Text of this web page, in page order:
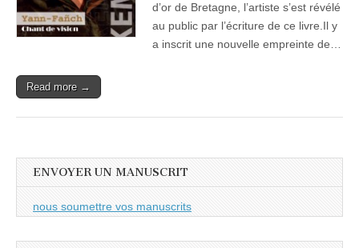
d’or de Bretagne, l’artiste s’est révélé
au public par l’écriture de ce livre.Il y
a inscrit une nouvelle empreinte de…
Read more →
ENVOYER UN MANUSCRIT
nous soumettre vos manuscrits